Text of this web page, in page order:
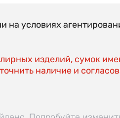
на условиях
изделий, сумок
наличие и